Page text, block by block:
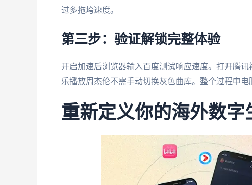
过多拖垮速度。
第三步：验证解锁完整体验
开启加速后浏览器输入百度测试响应速度。打开腾
乐播放周杰伦不需手动切换灰色曲库。整个过程中
重新定义你的海外数字